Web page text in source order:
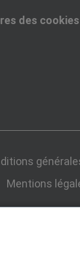
des cookies
Mentions